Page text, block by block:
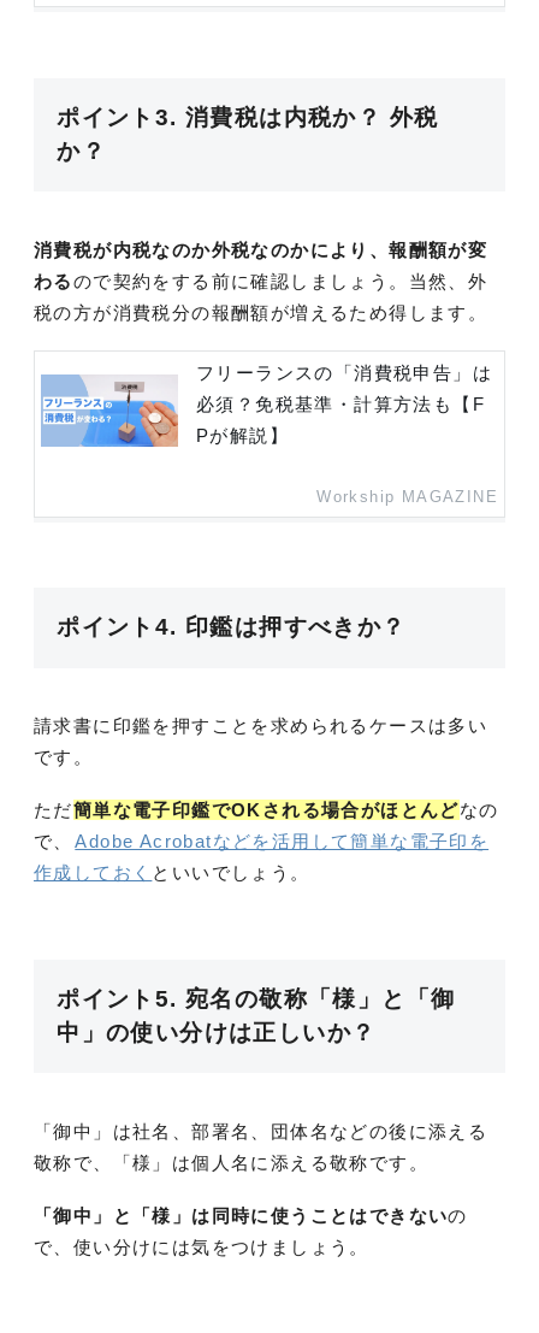
ポイント3. 消費税は内税か？ 外税
か？
消費税が内税なのか外税なのかにより、報酬額が変
わるので契約をする前に確認しましょう。当然、外
税の方が消費税分の報酬額が増えるため得します。
フリーランスの「消費税申告」は
必須？免税基準・計算方法も【F
Pが解説】
Workship MAGAZINE
ポイント4. 印鑑は押すべきか？
請求書に印鑑を押すことを求められるケースは多い
です。
ただ簡単な電子印鑑でOKされる場合がほとんどなの
で、 Adobe Acrobatなどを活用して簡単な電子印を
作成しておく といいでしょう。
ポイント5. 宛名の敬称「様」と「御
中」の使い分けは正しいか？
「御中」は社名、部署名、団体名などの後に添える
敬称で、「様」は個人名に添える敬称です。
「御中」と「様」は同時に使うことはできないの
で、使い分けには気をつけましょう。